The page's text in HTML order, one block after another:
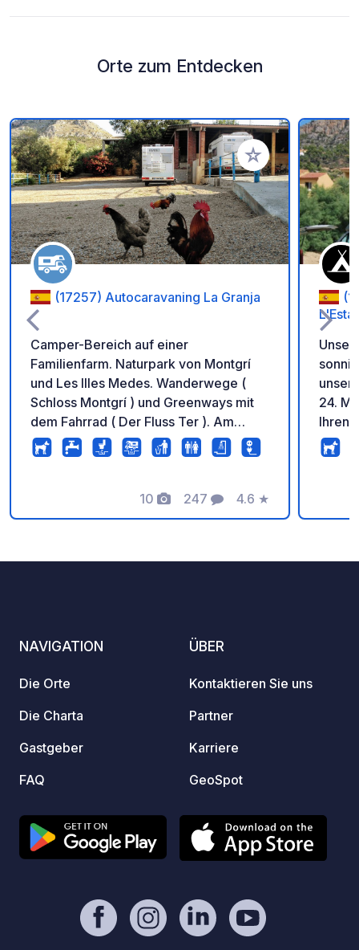
Orte zum Entdecken
Zu Ihren Favoriten
(17257) Autocaravaning La Granja
Camper-Bereich auf einer
Familienfarm. Naturpark von Montgrí
und Les Illes Medes. Wanderwege (
Schloss Montgrí ) und Greenways mit
dem Fahrrad ( Der Fluss Ter ). Am
Montag Wochenmarkt.
10
Fotos
247
Kommentare
4.6
Bewertung
★
24.
Ihren
NAVIGATION
Die Orte
Die Charta
Gastgeber
FAQ
ÜBER
Kontaktieren Sie uns
Partner
Karriere
GeoSpot